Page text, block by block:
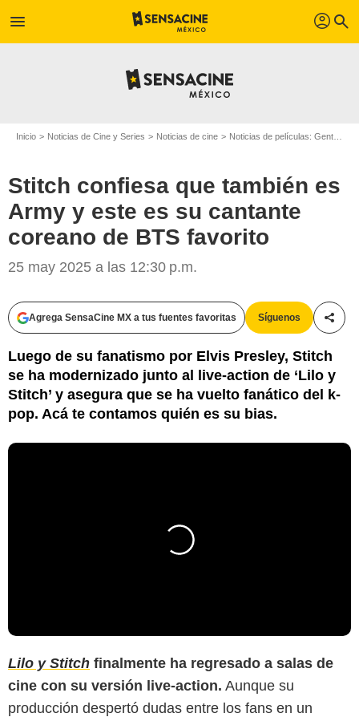
menu profil search
Inicio Noticias de Cine y Series Noticias de cine Noticias de películas: Gente
Stitch confiesa que también es
Army y este es su cantante
coreano de BTS favorito
25 may 2025 a las 12:30 p.m.
Agrega SensaCine MX a tus fuentes favoritas Síguenos
Luego de su fanatismo por Elvis Presley, Stitch
se ha modernizado junto al live-action de ‘Lilo y
Stitch’ y asegura que se ha vuelto fanático del k-
pop. Acá te contamos quién es su bias.
Lilo y Stitch finalmente ha regresado a salas de
cine con su versión live-action. Aunque su
producción despertó dudas entre los fans en un